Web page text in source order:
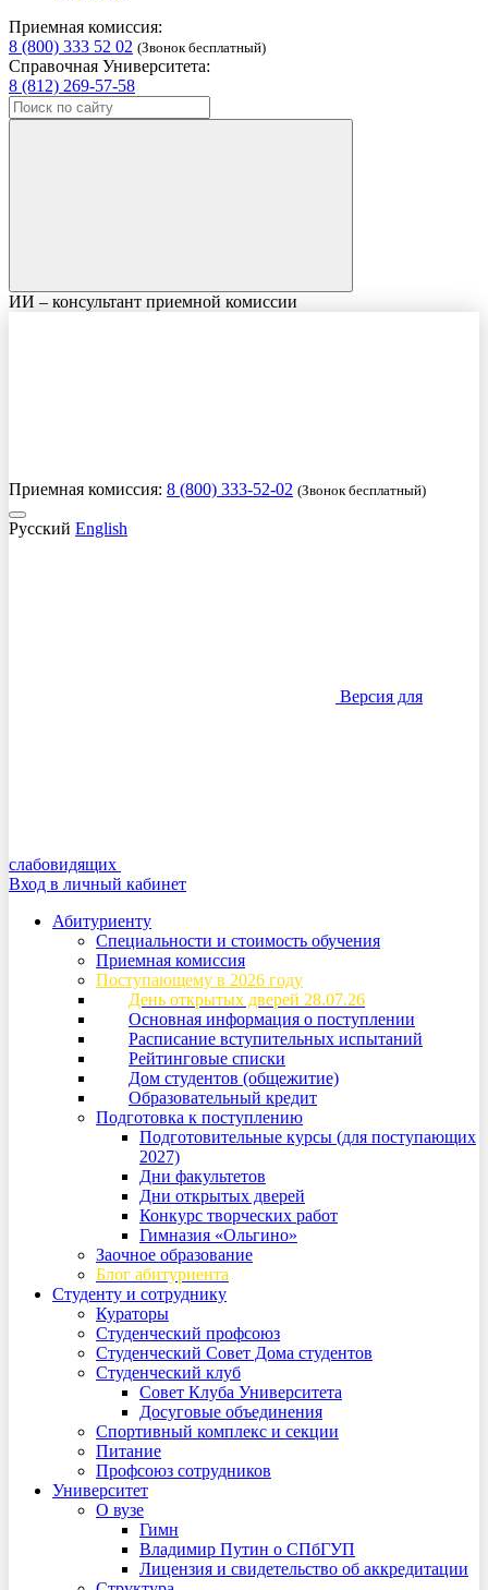
Приемная комиссия:
8 (800) 333 52 02 (Звонок бесплатный)
Справочная Университета:
8 (812) 269-57-58
ИИ – консультант приемной комиссии
Приемная комиссия: 8 (800) 333-52-02 (Звонок бесплатный)
Русский English
Версия для
слабовидящих
Вход в личный кабинет
Абитуриенту
Специальности и стоимость обучения
Приемная комиссия
Поступающему в 2026 году
День открытых дверей 28.07.26
Основная информация о поступлении
Расписание вступительных испытаний
Рейтинговые списки
Дом студентов (общежитие)
Образовательный кредит
Подготовка к поступлению
Подготовительные курсы (для поступающих
2027)
Дни факультетов
Дни открытых дверей
Конкурс творческих работ
Гимназия «Ольгино»
Заочное образование
Блог абитуриента
Студенту и сотруднику
Кураторы
Студенческий профсоюз
Студенческий Совет Дома студентов
Студенческий клуб
Совет Клуба Университета
Досуговые объединения
Спортивный комплекс и секции
Питание
Профсоюз сотрудников
Университет
О вузе
Гимн
Владимир Путин о СПбГУП
Лицензия и свидетельство об аккредитации